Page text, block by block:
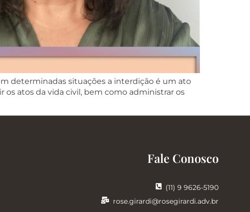
determinadas situações a interdição é um ato
atos da vida civil, bem como administrar os
Fale Conosco
(11) 9 9626-5190
rose.girardi@rosegirardi.adv.br